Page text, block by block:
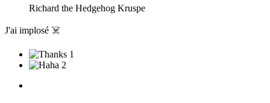
Richard the Hedgehog Kruspe
J'ai implosé ☠️
1
2